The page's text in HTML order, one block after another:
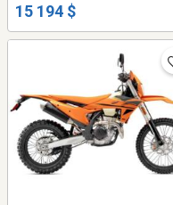
15 194 $